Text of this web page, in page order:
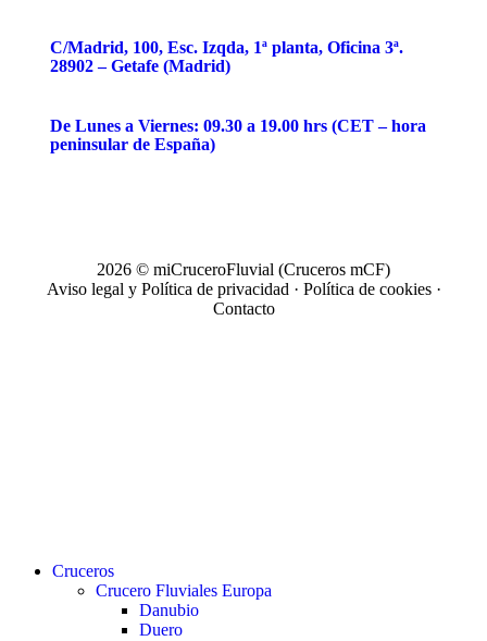
C/Madrid, 100, Esc. Izqda, 1ª planta, Oficina 3ª.
28902 – Getafe (Madrid)
De Lunes a Viernes: 09.30 a 19.00 hrs (CET – hora
peninsular de España)
2026 © miCruceroFluvial (Cruceros mCF)
Aviso legal y Política de privacidad · Política de cookies·
Contacto
Close
Cruceros
Crucero Fluviales Europa
Danubio
Duero